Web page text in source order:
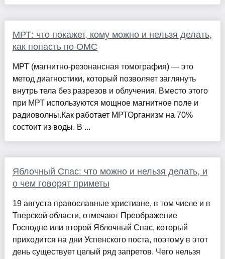
МРТ: что покажет, кому можно и нельзя делать,
как попасть по ОМС
МРТ (магнитно-резонансная томография) — это
метод диагностики, который позволяет заглянуть
внутрь тела без разрезов и облучения. Вместо этого
при МРТ используются мощное магнитное поле и
радиоволны.Как работает МРТОрганизм на 70%
состоит из воды. В ...
Яблочный Спас: что можно и нельзя делать, и
о чем говорят приметы
19 августа православные христиане, в том числе и в
Тверской области, отмечают Преображение
Господне или второй Яблочный Спас, который
приходится на дни Успенского поста, поэтому в этот
день существует целый ряд запретов. Чего нельзя